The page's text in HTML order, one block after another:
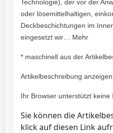
Technologie), der vor der
oder lösemittelhaltigen,
Deckbeschichtungen im
eingesetzt wir… Mehr
* maschinell aus der
Artikelbeschreibung anzeigen
Ihr Browser unterstützt keine
Sie können die
klick auf diesen Link